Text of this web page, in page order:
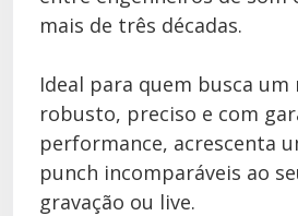
mais de três décadas.
Ideal para quem busca
robusto, preciso e com
performance, acrescenta
punch incomparáveis ao
gravação ou live.